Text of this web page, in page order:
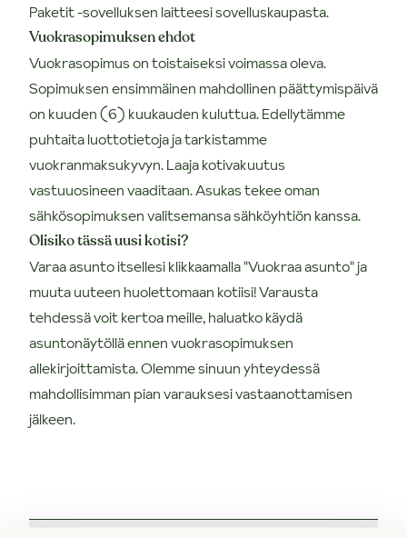
Paketit -sovelluksen laitteesi sovelluskaupasta.
Vuokrasopimuksen ehdot
Vuokrasopimus on toistaiseksi voimassa oleva.
Sopimuksen ensimmäinen mahdollinen päättymispäivä
on kuuden (6) kuukauden kuluttua. Edellytämme
puhtaita luottotietoja ja tarkistamme
vuokranmaksukyvyn. Laaja kotivakuutus
vastuuosineen vaaditaan. Asukas tekee oman
sähkösopimuksen valitsemansa sähköyhtiön kanssa.
Olisiko tässä uusi kotisi?
Varaa asunto itsellesi klikkaamalla "Vuokraa asunto" ja
muuta uuteen huolettomaan kotiisi! Varausta
tehdessä voit kertoa meille, haluatko käydä
asuntonäytöllä ennen vuokrasopimuksen
allekirjoittamista. Olemme sinuun yhteydessä
mahdollisimman pian varauksesi vastaanottamisen
jälkeen.